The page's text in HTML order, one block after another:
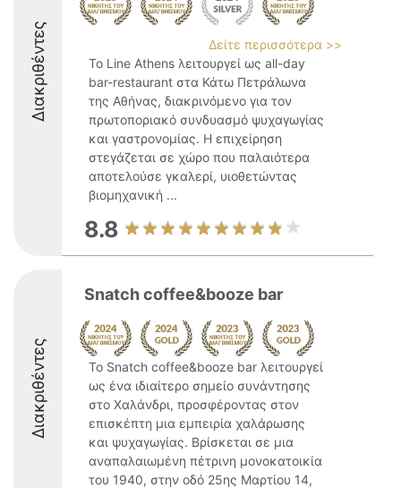
Διακριθέντες
Δείτε περισσότερα >>
Το Line Athens λειτουργεί ως all-day
bar-restaurant στα Κάτω Πετράλωνα
της Αθήνας, διακρινόμενο για τον
πρωτοποριακό συνδυασμό ψυχαγωγίας
και γαστρονομίας. Η επιχείρηση
στεγάζεται σε χώρο που παλαιότερα
αποτελούσε γκαλερί, υιοθετώντας
βιομηχανική ...
8.8
Διακριθέντες
Snatch coffee&booze bar
Το Snatch coffee&booze bar λειτουργεί
ως ένα ιδιαίτερο σημείο συνάντησης
στο Χαλάνδρι, προσφέροντας στον
επισκέπτη μια εμπειρία χαλάρωσης
και ψυχαγωγίας. Βρίσκεται σε μια
αναπαλαιωμένη πέτρινη μονοκατοικία
του 1940, στην οδό 25ης Μαρτίου 14,